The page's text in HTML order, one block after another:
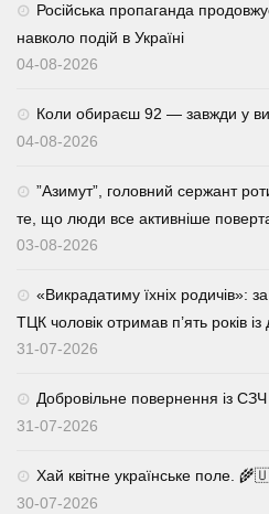
Російська пропаганда
навколо подій в Україні
04-08-2026
Коли обираєш 92 — завжди у
04-08-2026
⁨”Азимут”, головний сержант
те, що люди все активніше
03-08-2026
«Викрадатиму їхніх родичів»:
ТЦК чоловік отримав п’ять років
31-07-2026
Добровільне повернення із
31-07-2026
Хай квітне українське поле.
30-07-2026